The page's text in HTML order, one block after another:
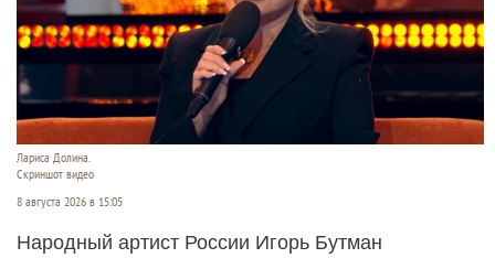
Лариса Долина.
Скриншот видео
8 августа 2026 в 15:05
Народный артист России Игорь Бутман